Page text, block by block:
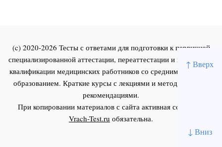
↑ Вверх
↓ Вниз
(c) 2020-2026 Тесты с ответами для подготовки к первичной
специализированной аттестации, переаттестации и повышения
квалификации медицинских работников со средним и высшим
образованием. Краткие курсы с лекциями и методическими
рекомендациями.
При копировании материалов с сайта активная ссылка на
Vrach-Test.ru обязательна.